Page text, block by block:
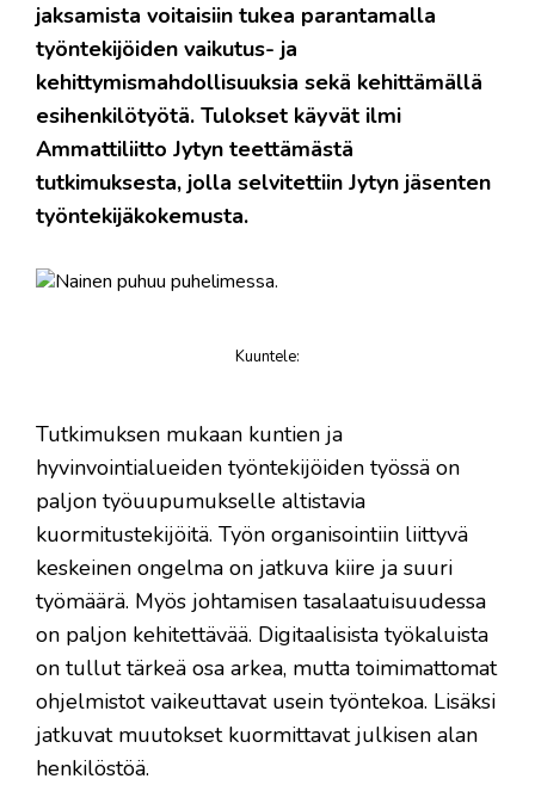
jaksamista voitaisiin tukea parantamalla
työntekijöiden vaikutus- ja
kehittymismahdollisuuksia sekä kehittämällä
esihenkilötyötä. Tulokset käyvät ilmi
Ammattiliitto Jytyn teettämästä
tutkimuksesta, jolla selvitettiin Jytyn jäsenten
työntekijäkokemusta.
Kuuntele:
Tutkimuksen mukaan kuntien ja
hyvinvointialueiden työntekijöiden työssä on
paljon työuupumukselle altistavia
kuormitustekijöitä. Työn organisointiin liittyvä
keskeinen ongelma on jatkuva kiire ja suuri
työmäärä. Myös johtamisen tasalaatuisuudessa
on paljon kehitettävää. Digitaalisista työkaluista
on tullut tärkeä osa arkea, mutta toimimattomat
ohjelmistot vaikeuttavat usein työntekoa. Lisäksi
jatkuvat muutokset kuormittavat julkisen alan
henkilöstöä.